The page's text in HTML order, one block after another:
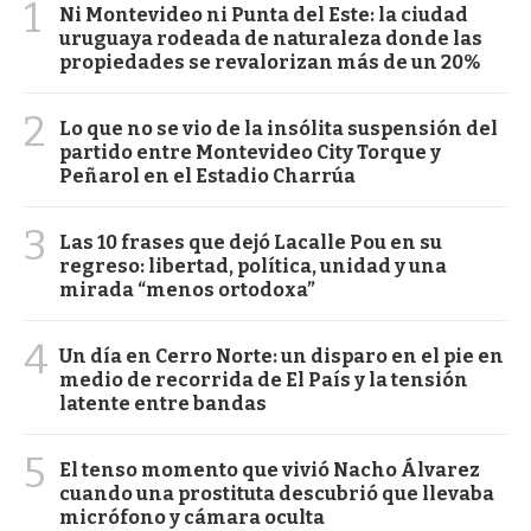
1
Ni Montevideo ni Punta del Este: la ciudad
uruguaya rodeada de naturaleza donde las
propiedades se revalorizan más de un 20%
2
Lo que no se vio de la insólita suspensión del
partido entre Montevideo City Torque y
Peñarol en el Estadio Charrúa
3
Las 10 frases que dejó Lacalle Pou en su
regreso: libertad, política, unidad y una
mirada “menos ortodoxa”
4 Un día en Cerro Norte: un disparo en el pie en
medio de recorrida de El País y la tensión
latente entre bandas
5
El tenso momento que vivió Nacho Álvarez
cuando una prostituta descubrió que llevaba
micrófono y cámara oculta